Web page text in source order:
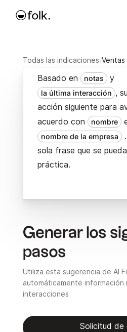
Todas las indicaciones/Ventas
Basado en notas y
la última interacción ,
acción siguiente para
acuerdo con nombre
nombre de la empresa
sola frase que se
práctica.
Generar los
pasos
Utiliza esta sugerencia de AI
automáticamente
interacciones
Solicitud de